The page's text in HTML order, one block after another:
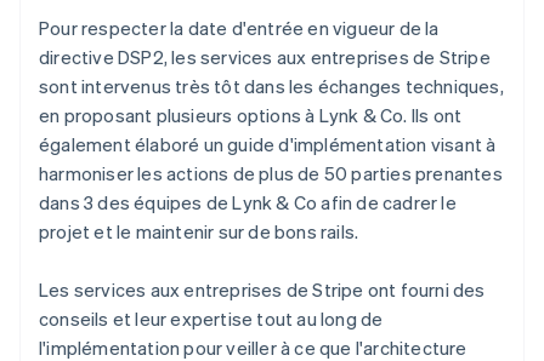
Pour respecter la date d'entrée en vigueur de la
directive DSP2, les services aux entreprises de Stripe
sont intervenus très tôt dans les échanges techniques,
en proposant plusieurs options à Lynk & Co. Ils ont
également élaboré un guide d'implémentation visant à
harmoniser les actions de plus de 50 parties prenantes
dans 3 des équipes de Lynk & Co afin de cadrer le
projet et le maintenir sur de bons rails.
Les services aux entreprises de Stripe ont fourni des
conseils et leur expertise tout au long de
l'implémentation pour veiller à ce que l'architecture